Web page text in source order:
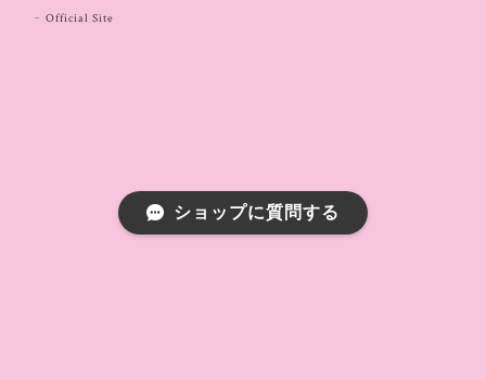
Official Site
ショップに質問する